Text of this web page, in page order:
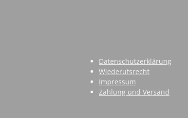
Datenschutzerklärung
Wiederufsrecht
Impressum
Zahlung und Versand